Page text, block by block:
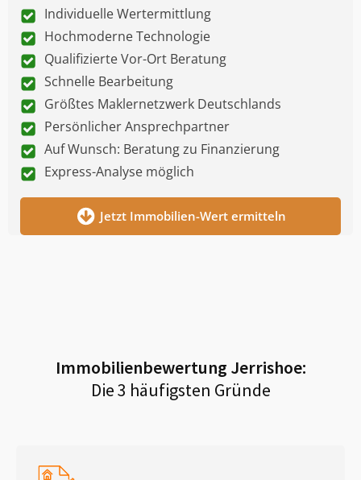
Individuelle Wertermittlung
Hochmoderne Technologie
Qualifizierte Vor-Ort Beratung
Schnelle Bearbeitung
Größtes Maklernetzwerk Deutschlands
Persönlicher Ansprechpartner
Auf Wunsch: Beratung zu Finanzierung
Express-Analyse möglich
Jetzt Immobilien-Wert ermitteln
Immobilienbewertung Jerrishoe:
Die 3 häufigsten Gründe